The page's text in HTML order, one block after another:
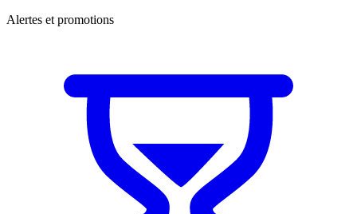
Alertes et promotions